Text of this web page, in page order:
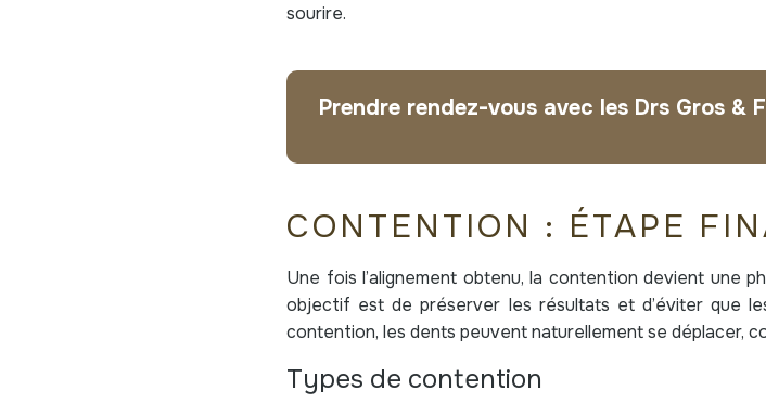
sourire.
Prendre rendez-vous avec les Drs Gros &
CONTENTION : ÉTAPE
Une fois l’alignement obtenu, la contention devient une
objectif est de préserver les résultats et d’éviter que
contention, les dents peuvent naturellement se déplacer,
Types de contention